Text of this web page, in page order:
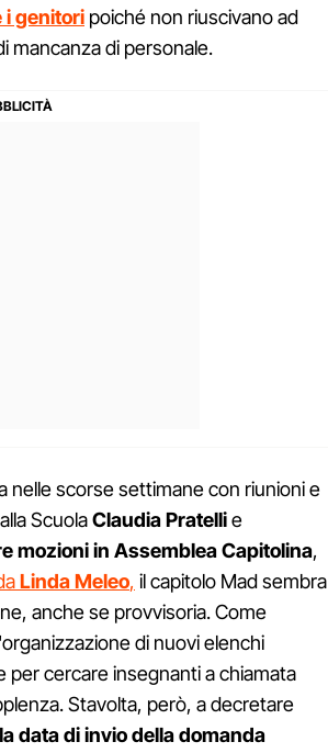
i genitori poiché non riuscivano ad
mancanza di personale.
nelle scorse settimane con riunioni e
ScuolaClaudia Pratellie
mozioni in Assemblea Capitolina,
Linda Meleo, il capitolo Mad sembra
anche se provvisoria. Come
di nuovi elenchi
per cercare insegnanti a chiamata
Stavolta, però, a decretare
data di invio della domanda